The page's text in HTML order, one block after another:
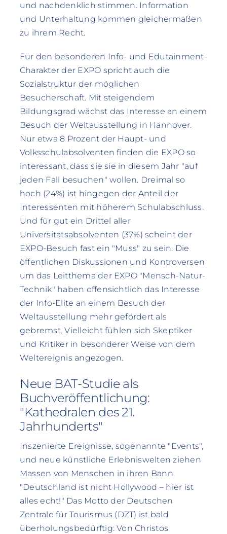
und nachdenklich stimmen. Information
und Unterhaltung kommen gleichermaßen
zu ihrem Recht.
Für den besonderen Info- und Edutainment-
Charakter der EXPO spricht auch die
Sozialstruktur der möglichen
Besucherschaft. Mit steigendem
Bildungsgrad wächst das Interesse an einem
Besuch der Weltausstellung in Hannover.
Nur etwa 8 Prozent der Haupt- und
Volksschulabsolventen finden die EXPO so
interessant, dass sie sie in diesem Jahr "auf
jeden Fall besuchen" wollen. Dreimal so
hoch (24%) ist hingegen der Anteil der
Interessenten mit höherem Schulabschluss.
Und für gut ein Drittel aller
Universitätsabsolventen (37%) scheint der
EXPO-Besuch fast ein "Muss" zu sein. Die
öffentlichen Diskussionen und Kontroversen
um das Leitthema der EXPO "Mensch-Natur-
Technik" haben offensichtlich das Interesse
der Info-Elite an einem Besuch der
Weltausstellung mehr gefördert als
gebremst. Vielleicht fühlen sich Skeptiker
und Kritiker in besonderer Weise von dem
Weltereignis angezogen.
Neue BAT-Studie als
Buchveröffentlichung:
"Kathedralen des 21.
Jahrhunderts"
Inszenierte Ereignisse, sogenannte "Events",
und neue künstliche Erlebniswelten ziehen
Massen von Menschen in ihren Bann.
"Deutschland ist nicht Hollywood – hier ist
alles echt!" Das Motto der Deutschen
Zentrale für Tourismus (DZT) ist bald
überholungsbedürftig: Von Christos